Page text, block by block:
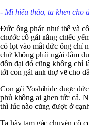
- Mi hiếu thảo, ta khen cho
Đức ông phán như thế và
chước cô gái nâng chiếc
có lọt vào mắt đức ông chỉ
chứ không phải ngài đắm
đồn đại đó cũng không chỉ
tới con gái anh thợ vẽ cho
Con gái Yoshihide được
phủ không ai ghen tức cả.
thì lúc nào cũng được ở
Ta hãy tạm gác chuyện cô